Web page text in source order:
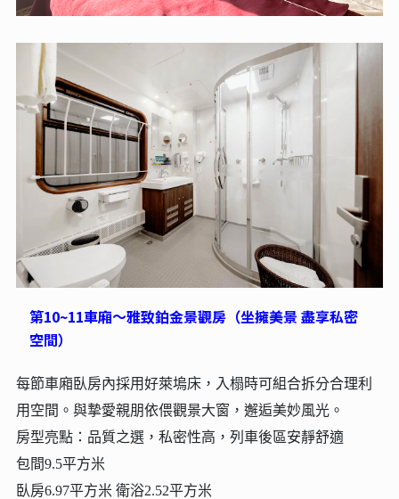
第10~11車廂～雅致鉑金景觀房（坐擁美景 盡享私密
空間）
每節車廂臥房內採用好萊塢床，入榻時可組合拆分合理利
用空間。與摯愛親朋依偎觀景大窗，邂逅美妙風光。
房型亮點：品質之選，私密性高，列車後區安靜舒適
包間9.5平方米
臥房6.97平方米 衛浴2.52平方米